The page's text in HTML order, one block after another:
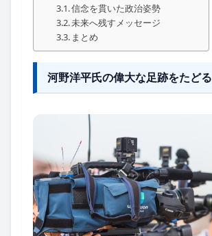
信念を貫いた政治姿勢
未来へ残すメッセージ
まとめ
河野洋平氏の偉大な足跡をたどる